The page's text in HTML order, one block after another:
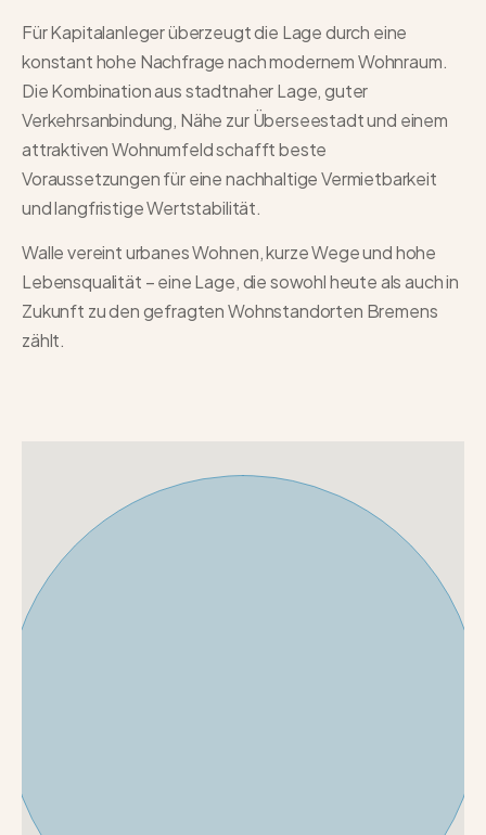
Für Kapitalanleger überzeugt die Lage durch eine
konstant hohe Nachfrage nach modernem Wohnraum.
Die Kombination aus stadtnaher Lage, guter
Verkehrsanbindung, Nähe zur Überseestadt und einem
attraktiven Wohnumfeld schafft beste
Voraussetzungen für eine nachhaltige Vermietbarkeit
und langfristige Wertstabilität.
Walle vereint urbanes Wohnen, kurze Wege und hohe
Lebensqualität – eine Lage, die sowohl heute als auch in
Zukunft zu den gefragten Wohnstandorten Bremens
zählt.